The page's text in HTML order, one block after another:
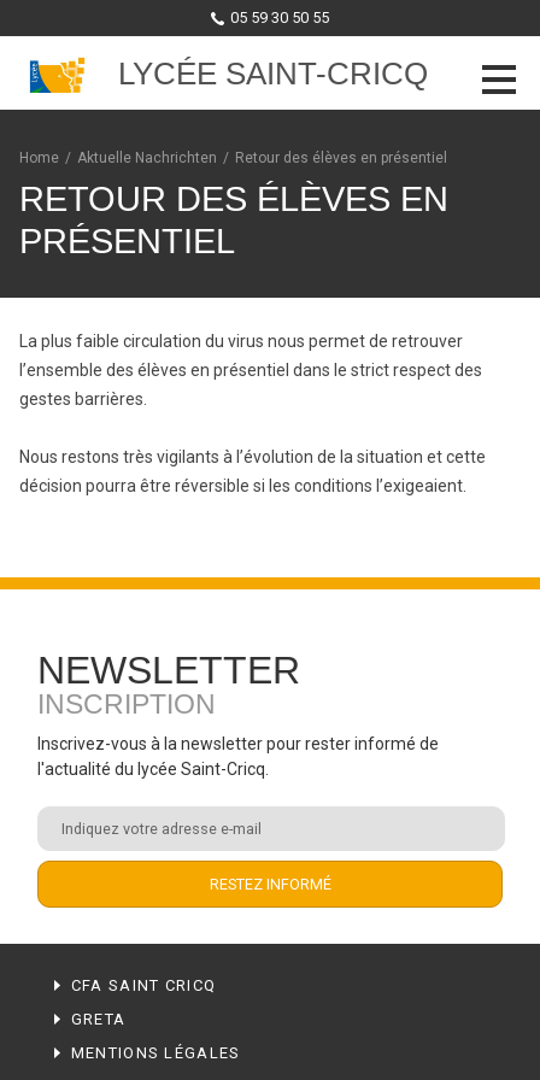
05 59 30 50 55
LYCÉE SAINT-CRICQ
Skip to content
Home / Aktuelle Nachrichten / Retour des élèves en présentiel
RETOUR DES ÉLÈVES EN
PRÉSENTIEL
La plus faible circulation du virus nous permet de retrouver
l’ensemble des élèves en présentiel dans le strict respect des
gestes barrières.
Nous restons très vigilants à l’évolution de la situation et cette
décision pourra être réversible si les conditions l’exigeaient.
NEWSLETTER
INSCRIPTION
Inscrivez-vous à la newsletter pour rester informé de
l'actualité du lycée Saint-Cricq.
CFA SAINT CRICQ
GRETA
MENTIONS LÉGALES